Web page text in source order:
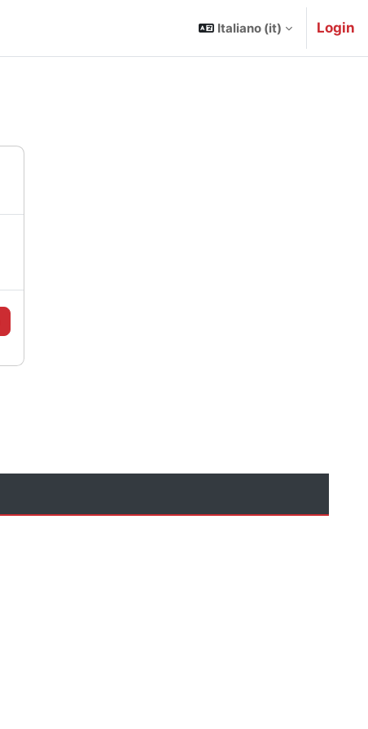
Italiano ‎(it)‎ Login